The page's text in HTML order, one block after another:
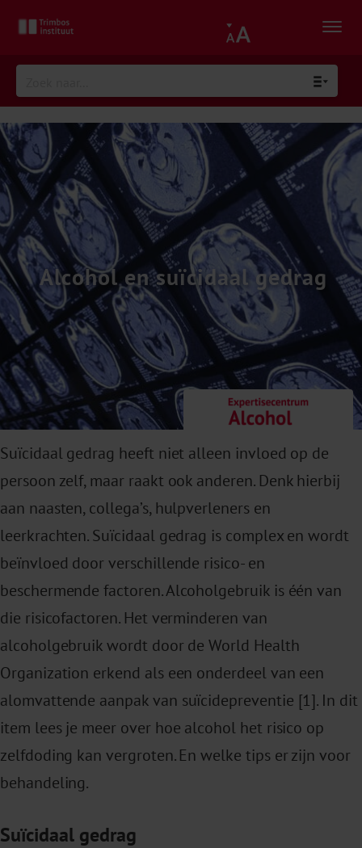
Alcohol en suïcidaal gedrag
Suïcidaal gedrag heeft niet alleen invloed op de
persoon zelf, maar raakt ook anderen. Denk hierbij
aan naasten, collega’s, hulpverleners en
leerkrachten. Suïcidaal gedrag is complex en wordt
beïnvloed door verschillende risico- en
beschermende factoren. Alcoholgebruik is één van
die risicofactoren. Het verminderen van
alcoholgebruik wordt door de World Health
Organization erkend als een onderdeel van een
alomvattende aanpak van suïcidepreventie [1]. In dit
item lees je meer over hoe alcohol het risico op
zelfdoding kan vergroten. En welke tips er zijn voor
behandeling.
Suïcidaal gedrag